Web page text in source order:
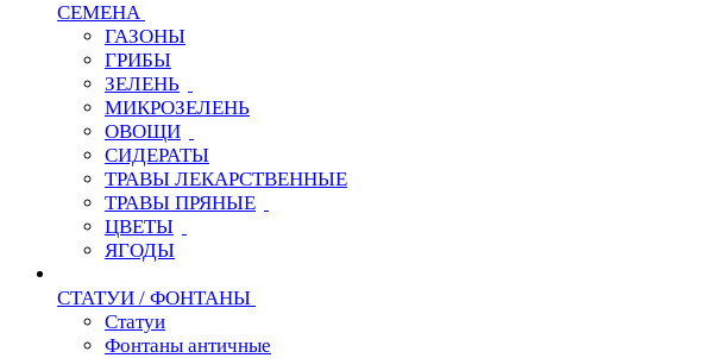
СЕМЕНА
ГАЗОНЫ
ГРИБЫ
ЗЕЛЕНЬ
МИКРОЗЕЛЕНЬ
ОВОЩИ
СИДЕРАТЫ
ТРАВЫ ЛЕКАРСТВЕННЫЕ
ТРАВЫ ПРЯНЫЕ
ЦВЕТЫ
ЯГОДЫ
СТАТУИ / ФОНТАНЫ
Статуи
Фонтаны античные